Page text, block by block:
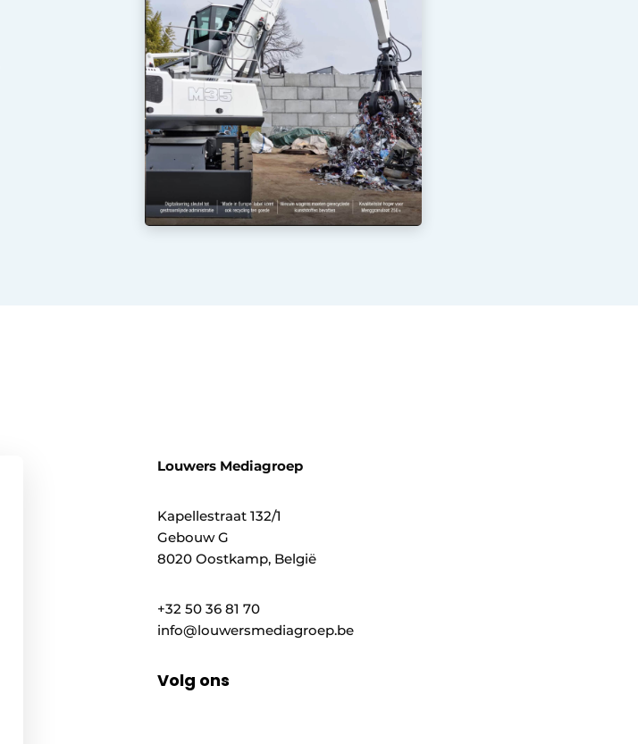
Louwers Mediagroep
Kapellestraat 132/1
Gebouw G
8020 Oostkamp, België
+32 50 36 81 70
info@louwersmediagroep.be
Volg ons